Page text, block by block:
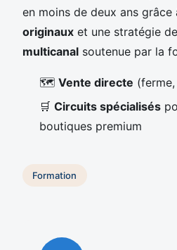
en moins de deux ans grâce
originaux et une stratégie de
multicanal soutenue par la
🗺️ Vente directe
🛒 Circuits spécialisés
boutiques premium
Formation